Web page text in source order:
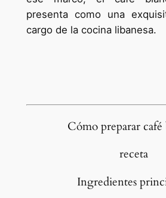
presenta como una
cargo de la cocina libanesa.
Cómo preparar café
receta
Ingredientes